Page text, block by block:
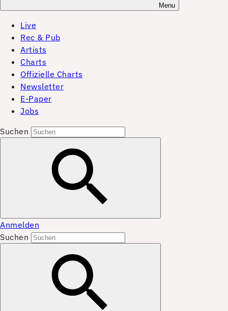
Menu
Live
Rec & Pub
Artists
Charts
Offizielle Charts
Newsletter
E-Paper
Jobs
Suchen
Anmelden
Suchen